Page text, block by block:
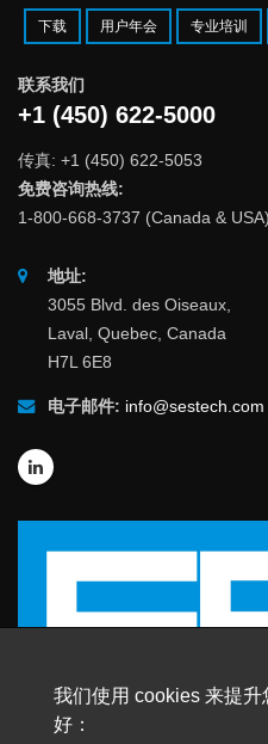
下载 用户年会 专业培训
联系我们
+1 (450) 622-5000
传真: +1 (450) 622-5053
免费咨询热线:
1-800-668-3737 (Canada & USA)
地址:
3055 Blvd. des Oiseaux,
Laval, Quebec, Canada
H7L 6E8
电子邮件: info@sestech.com
我们使用 cookies 来提
好：